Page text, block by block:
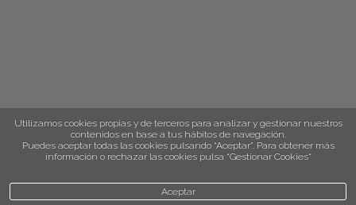
Utilizamos cookies propias y de terceros para analizar y gestionar nuestros
contenidos en base a tus hábitos de navegación.
Puedes aceptar todas las cookies pulsando “Aceptar”. Para obtener más
información o rechazar las cookies pulsa “Gestionar Cookies“
Aceptar